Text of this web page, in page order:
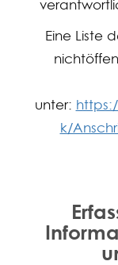
Eine Liste
unter:
k/